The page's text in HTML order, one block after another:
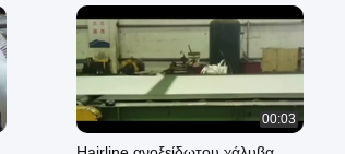
00:03